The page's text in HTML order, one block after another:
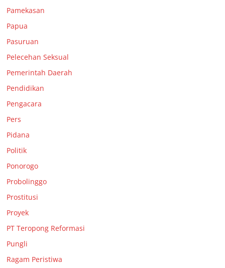
Pamekasan
Papua
Pasuruan
Pelecehan Seksual
Pemerintah Daerah
Pendidikan
Pengacara
Pers
Pidana
Politik
Ponorogo
Probolinggo
Prostitusi
Proyek
PT Teropong Reformasi
Pungli
Ragam Peristiwa